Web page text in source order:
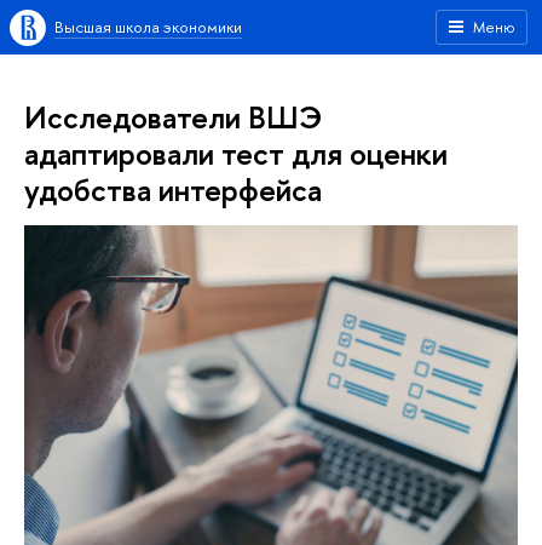
Меню
Высшая школа экономики
Исследователи ВШЭ
адаптировали тест для оценки
удобства интерфейса